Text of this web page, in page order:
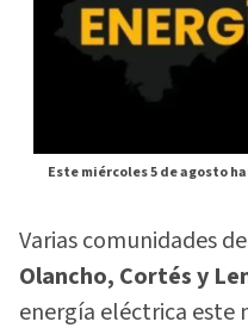
Este miércoles 5 de agosto
Varias comunidades de
Olancho, Cortés y
energía eléctrica este